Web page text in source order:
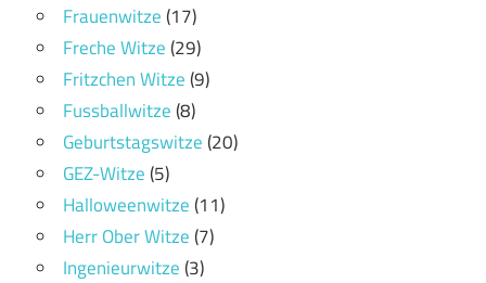
Frauenwitze(17)
Freche Witze(29)
Fritzchen Witze(9)
Fussballwitze(8)
Geburtstagswitze(20)
GEZ-Witze(5)
Halloweenwitze(11)
Herr Ober Witze(7)
Ingenieurwitze(3)